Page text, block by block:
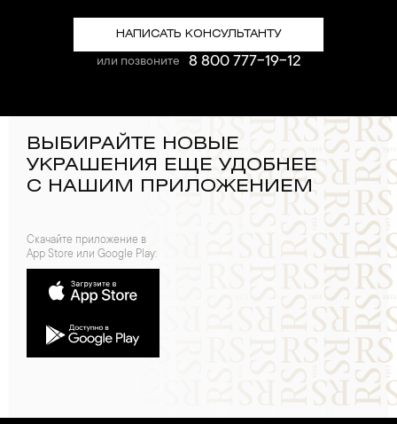
НАПИСАТЬ КОНСУЛЬТАНТУ
или позвоните 8 800 777-19-12
ВЫБИРАЙТЕ НОВЫЕ
УКРАШЕНИЯ ЕЩЕ УДОБНЕЕ
С НАШИМ ПРИЛОЖЕНИЕМ
Скачайте приложение в
App Store или Google Play: